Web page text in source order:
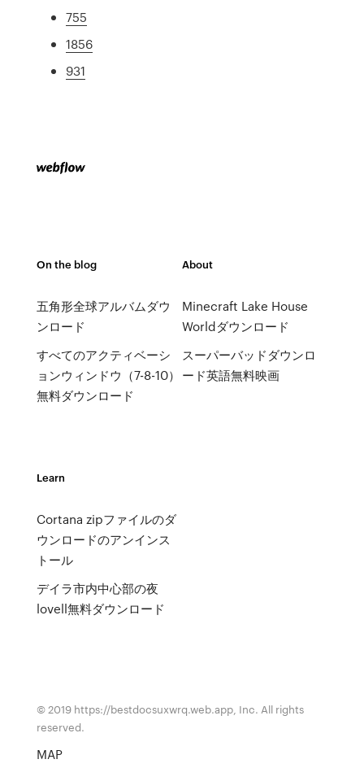
755
1856
931
On the blog
五角形全球アルバムダウ
ンロード
すべてのアクティベーシ
ョンウィンドウ（7-8-10）
無料ダウンロード
About
Minecraft Lake House
Worldダウンロード
スーパーバッドダウンロ
ード英語無料映画
Learn
Cortana zipファイルのダ
ウンロードのアンインス
トール
デイラ市内中心部の夜
lovell無料ダウンロード
© 2019 https://bestdocsuxwrq.web.app, Inc. All rights
reserved.
MAP